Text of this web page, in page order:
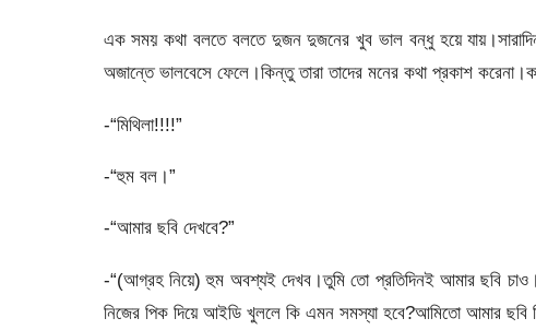
এক সময় কথা বলতে বলতে দুজন দুজনের খুব ভাল বন্ধু হয়ে
অজান্তে ভালবেসে ফেলে।কিন্তু তারা তাদের মনের কথা প্রকাশ
-“মিথিলা!!!!”
-“হুম বল।”
-“আমার ছবি দেখবে?”
-“(আগ্রহ নিয়ে) হুম অবশ্যই দেখব।তুমি তো প্রতিদিনই আমার ছবি
নিজের পিক দিয়ে আইডি খুললে কি এমন সমস্যা হবে?আমিতো আমার